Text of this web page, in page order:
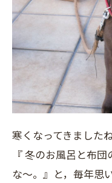
寒くなってきましたね
『 冬のお風呂と布
な～。』と，毎年思い